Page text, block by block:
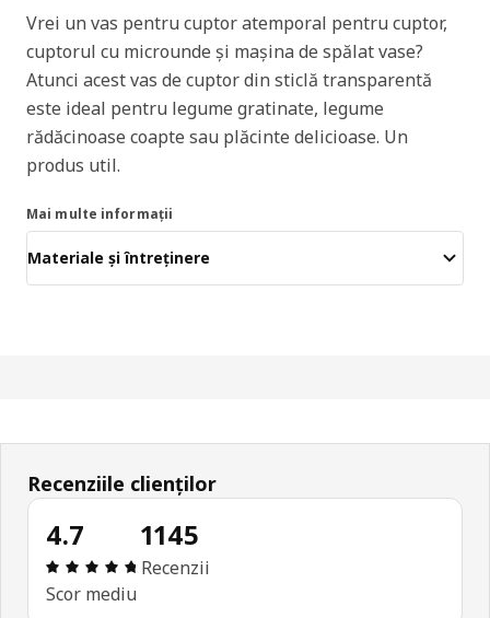
Vrei un vas pentru cuptor atemporal pentru cuptor,
cuptorul cu microunde și mașina de spălat vase?
Atunci acest vas de cuptor din sticlă transparentă
este ideal pentru legume gratinate, legume
rădăcinoase coapte sau plăcinte delicioase. Un
produs util.
Mai multe informații
Materiale și întreținere
Recenziile clienților
4.7
Prezentare generală: 4.7 din 5 stele Total
Scor mediu
1145
Recenzii